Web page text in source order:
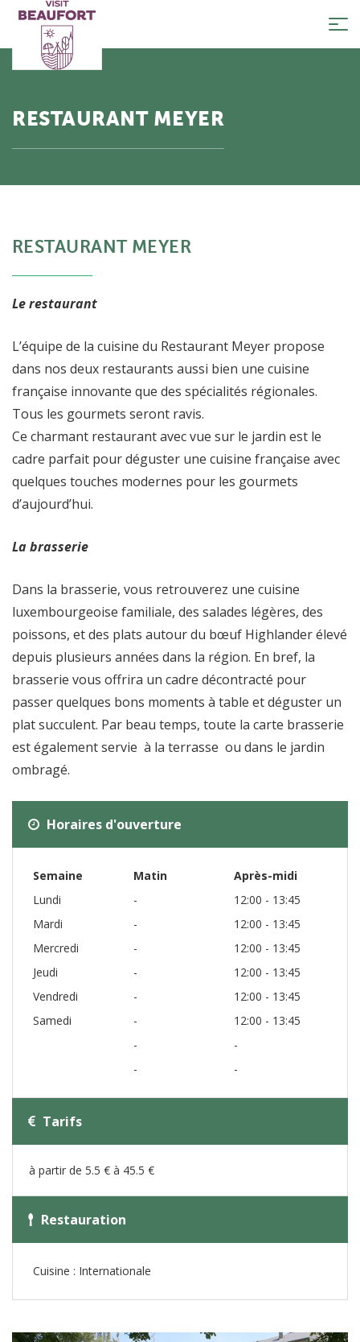
RESTAURANT MEYER
RESTAURANT MEYER
Le restaurant
L’équipe de la cuisine du Restaurant Meyer propose
dans nos deux restaurants aussi bien une cuisine
française innovante que des spécialités régionales.
Tous les gourmets seront ravis.
Ce charmant restaurant avec vue sur le jardin est le
cadre parfait pour déguster une cuisine française avec
quelques touches modernes pour les gourmets
d’aujourd’hui.
La brasserie
Dans la brasserie, vous retrouverez une cuisine
luxembourgeoise familiale, des salades légères, des
poissons, et des plats autour du bœuf Highlander élevé
depuis plusieurs années dans la région. En bref, la
brasserie vous offrira un cadre décontracté pour
passer quelques bons moments à table et déguster un
plat succulent. Par beau temps, toute la carte brasserie
est également servie à la terrasse ou dans le jardin
ombragé.
Horaires d'ouverture
Semaine Matin
Après-midi
Lundi
-
12:00 - 13:45
Mardi
-
12:00 - 13:45
Mercredi
-
12:00 - 13:45
Jeudi
-
12:00 - 13:45
Vendredi
-
12:00 - 13:45
Samedi
-
12:00 - 13:45
-
-
-
-
Tarifs
à partir de 5.5 € à 45.5 €
Restauration
Cuisine : Internationale